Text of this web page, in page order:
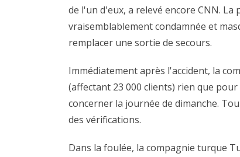
de l'un d'eux, a relevé encore CNN.
vraisemblablement condamnée et
remplacer une sortie de secours.
Immédiatement après l'accident, la
(affectant 23 000 clients) rien que
concerner la journée de dimanche.
des vérifications.
Dans la foulée, la compagnie turque